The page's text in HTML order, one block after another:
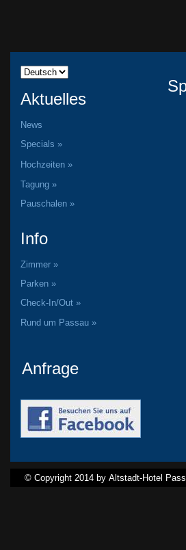
Aktuelles
News
Specials »
Hochzeiten »
Tagung »
Pauschalen »
Info
Zimmer »
Parken »
Check-In/Out »
Rund um Passau »
Anfrage
© Copyright 2014 by Altstadt-Hotel